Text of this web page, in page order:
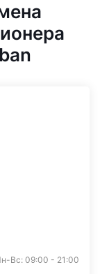
Вс: 09:00 - 21:00